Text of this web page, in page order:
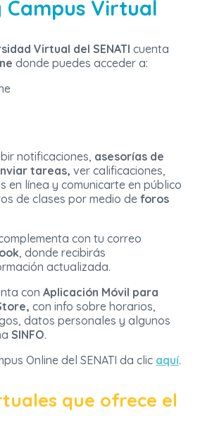
Campus Virtual
Virtual del SENATI cuenta
donde puedes acceder a:
notificaciones, asesorías de
tareas, ver calificaciones,
en línea y comunicarte en público
de clases por medio de foros
con tu correo
, donde recibirás
actualizada.
con Aplicación Móvil para
con info sobre horarios,
datos personales y algunos
SINFO.
Online del SENATI da clic aquí.
que ofrece el